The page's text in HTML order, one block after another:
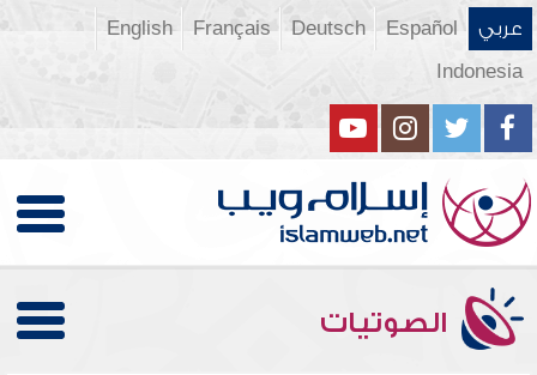
عربي Español
Deutsch
Français
English
Indonesia
الصوتيات